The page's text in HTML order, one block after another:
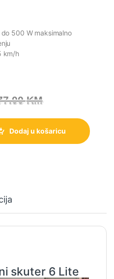
500 W maksimalno
km/h
KM
romobil 6 Lite količina
Dodaj u košaricu
skuter 6 Lite